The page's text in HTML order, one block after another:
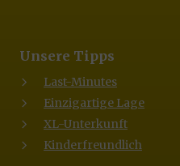
Unsere Tipps
Last-Minutes
Einzigartige Lage
XL-Unterkunft
Kinderfreundlich